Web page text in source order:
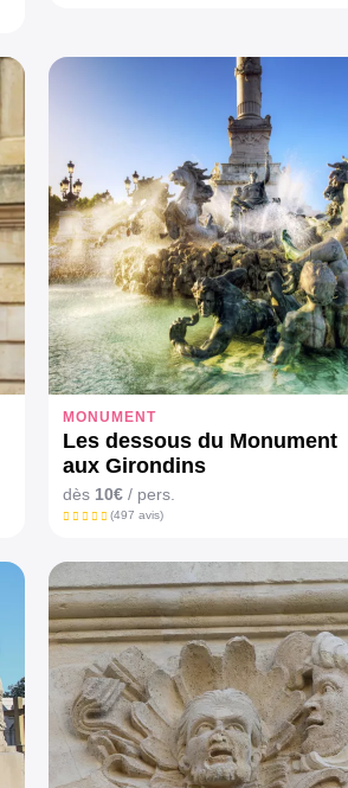
MONUMENT
Les dessous du Monument
aux Girondins
dès 10€ / pers.
(497 avis)